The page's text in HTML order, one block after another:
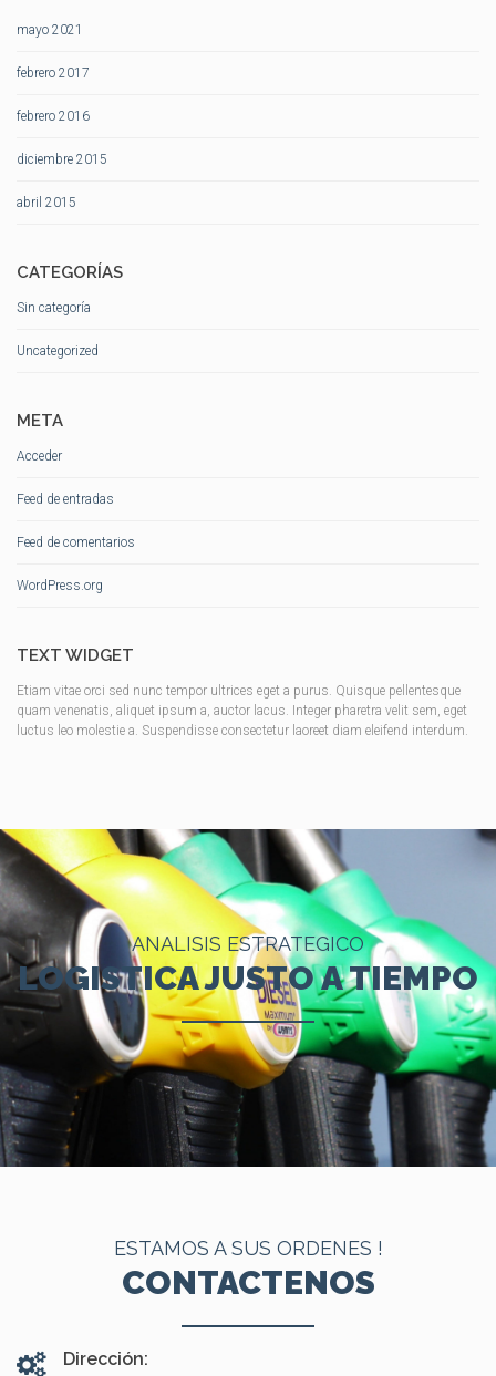
mayo 2021
febrero 2017
febrero 2016
diciembre 2015
abril 2015
CATEGORÍAS
Sin categoría
Uncategorized
META
Acceder
Feed de entradas
Feed de comentarios
WordPress.org
TEXT WIDGET
Etiam vitae orci sed nunc tempor ultrices eget a purus. Quisque pellentesque
quam venenatis, aliquet ipsum a, auctor lacus. Integer pharetra velit sem, eget
luctus leo molestie a. Suspendisse consectetur laoreet diam eleifend interdum.
ANALISIS ESTRATEGICO
LOGISTICA JUSTO A TIEMPO
ESTAMOS A SUS ORDENES !
CONTACTENOS
Dirección: